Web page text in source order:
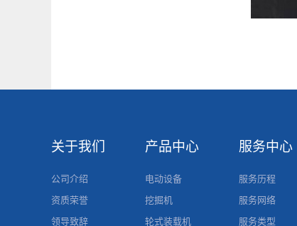
关于我们
公司介绍
资质荣誉
领导致辞
产品中心
电动设备
挖掘机
轮式装载机
服务中心
服务历程
服务网络
服务类型